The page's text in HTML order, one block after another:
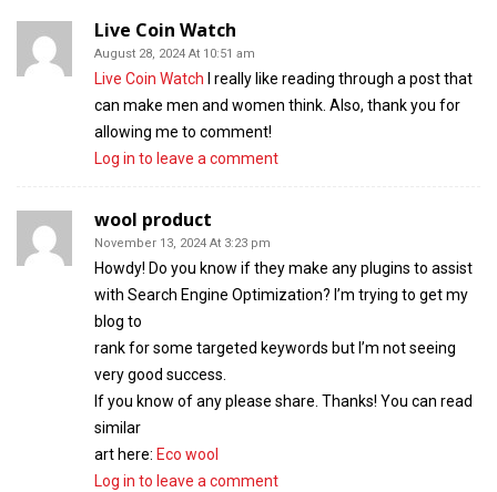
Live Coin Watch
August 28, 2024 At 10:51 am
Live Coin Watch I really like reading through a post that
can make men and women think. Also, thank you for
allowing me to comment!
Log in to leave a comment
wool product
November 13, 2024 At 3:23 pm
Howdy! Do you know if they make any plugins to assist
with Search Engine Optimization? I’m trying to get my
blog to
rank for some targeted keywords but I’m not seeing
very good success.
If you know of any please share. Thanks! You can read
similar
art here: Eco wool
Log in to leave a comment